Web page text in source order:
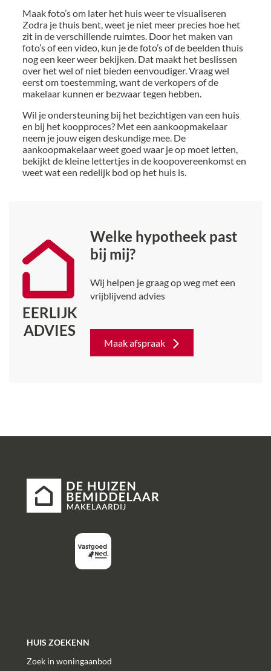
Maak foto’s om later het huis weer te visualiseren
Zodra je thuis bent, weet je niet meer precies hoe het
zit in de verschillende ruimtes. Door het maken van
foto’s of een video, kun je de foto’s of de beelden thuis
nog een keer weer bekijken. Dat maakt het beslissen
over het wel of niet bieden eenvoudiger. Vraag wel
eerst om toestemming, want de verkopers of de
makelaar kunnen er bezwaar tegen hebben.
Wil je ondersteuning bij het bezichtigen van een huis
en bij het koopproces? Met een aankoopmakelaar
neem je jouw eigen deskundige mee. De
aankoopmakelaar weet goed waar je op moet letten,
bekijkt de kleine lettertjes in de koopovereenkomst en
weet wat een redelijk bod op het huis is.
EERLIJK
ADVIES
Welke hypotheek past
bij mij?
Wij helpen je graag op weg met een
vrijblijvend advies
Maak afspraak
HUIS ZOEKENN
Zoek in woningaanbod